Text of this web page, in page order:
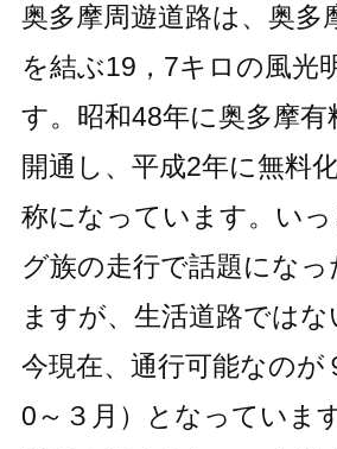
奥多摩周遊道路は、奥多
を結ぶ19，7キロの風光
す。昭和48年に奥多摩有
開通し、平成2年に無料
称になっています。い
グ族の走行で話題になっ
ますが、生活道路ではな
今現在、通行可能なのが
0～３月）となっていま